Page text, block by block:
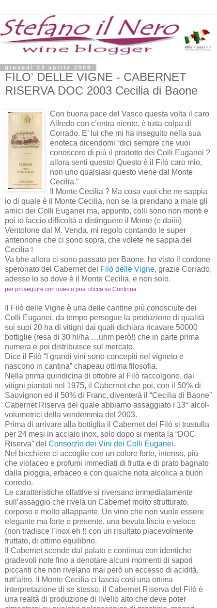
giovedì 23 aprile 2009
FILO' DELLE VIGNE - CABERNET
RISERVA DOC 2003 Cecilia di Baone
Con buona pace del Vasco questa volta il caro
Alfredo con c’entra niente, è tutta colpa di
Corrado. E’ lui che mi ha inseguito nella sua
enoteca dicendomi “dici sempre che vuoi
conoscere di più il prodotto dei Colli Euganei ?
allora senti questo! Questo è il Filò caro mio,
non uno qualsiasi questo viene dal Monte
Cecilia.”
Il Monte Cecilia ? Ma cosa vuoi che ne sappia
io di quale è il Monte Cecilia, non se la prendano a male gli
amici dei Colli Euganei ma, appunto, colli sono non monti e
poi io faccio difficoltà a distinguere il Monte (e daiiii)
Ventolone dal M. Venda, mi regolo contando le super
antennone che ci sono sopra, che volete ne sappia del
Cecilia !
Va bhe allora ci sono passato per Baone, ho visto il cordone
speronato del Cabernet del Filò delle Vigne, grazie Corrado,
adesso lo so dove è il Monte Cecilia, e non solo.
per proseguire con questo post clicca su Continua
Il Filò delle Vigne è una delle cantine più conosciute dei
Colli Euganei, da tempo persegue la produzione di qualità
sui suoi 20 ha di vitigni dai quali dichiara ricavare 50000
bottiglie (resa di 30 hl/ha …uhm però!) che in parte prima
numera e poi distribuisce sul mercato.
Dice il Filò “I grandi vini sono concepiti nel vigneto e
nascono in cantina” chapeau ottima filosofia.
Nella prima quindicina di ottobre al Filò raccolgono, dai
vitigni piantati nel 1975, il Cabernet che poi, con il 50% di
Sauvignon ed il 50% di Franc, diventerà il “Cecilia di Baone”
Cabernet Riserva del quale abbiamo assaggiato i 13° alcol-
volumetrici della vendemmia del 2003.
Prima di arrivare alla bottiglia il Cabernet del Filò si trastulla
per 24 mesi in acciaio inox, solo dopo si merita la “DOC
Riserva” del Consorzio dei Vini dei Colli Euganei.
Nel bicchiere ci accoglie con un colore forte, intenso, più
che violaceo e profumi immediati di frutta e di prato bagnato
dalla pioggia, erbaceo e con qualche nota alcolica a buon
corredo.
Le caratteristiche olfattive si riversano immediatamente
sull’assaggio che rivela un Cabernet molto strutturato,
corposo e molto allappante. Un vino che non vuole essere
elegante ma forte e presente, una bevuta liscia e veloce
(non tradisce l’inox eh !) con un risultato piacevolmente
fruttato, di ottimo equilibrio.
Il Cabernet scende dal palato e continua con identiche
gradevoli note fino a denotare alcuni momenti di sapori
piccanti che non rivelano mai però un eccesso di acidità,
tutt’altro. Il Monte Cecilia ci lascia così una ottima
interpretazione di se stesso, il Cabernet Riserva del Filò è
una realtà di produzione di livello alto che deve poter